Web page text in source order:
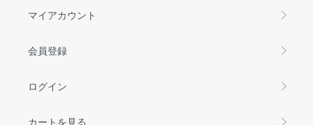
マイアカウント
会員登録
ログイン
カートを見る